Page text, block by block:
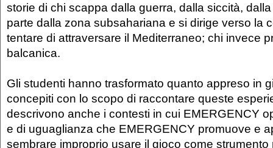
storie di chi scappa dalla guerra, dalla siccità, dalla
parte dalla zona subsahariana e si dirige verso la
tentare di attraversare il Mediterraneo; chi invece
balcanica.
Gli studenti hanno trasformato quanto appreso in
concepiti con lo scopo di raccontare queste
descrivono anche i contesti in cui EMERGENCY
e di uguaglianza che EMERGENCY promuove e
sembrare improprio usare il gioco come strumento